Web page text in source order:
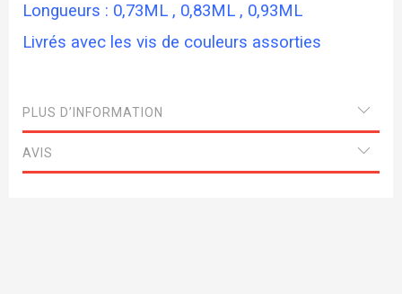
Longueurs : 0,73ML , 0,83ML , 0,93ML
Livrés avec les vis de couleurs assorties
PLUS D’INFORMATION
AVIS